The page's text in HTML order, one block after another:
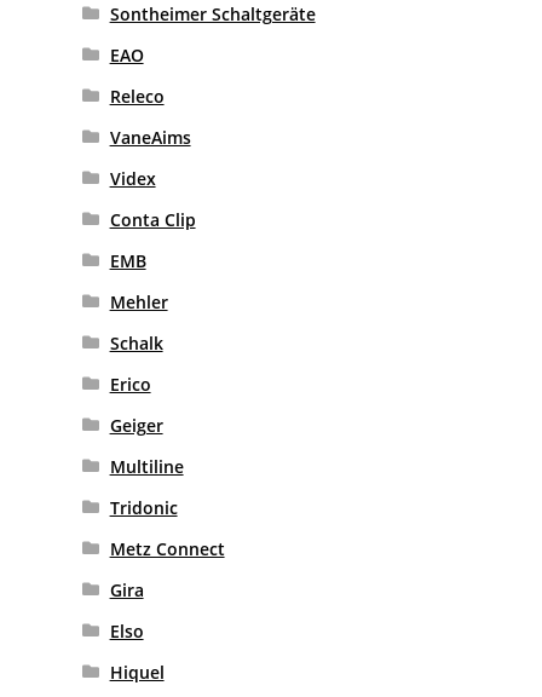
Sontheimer Schaltgeräte
EAO
Releco
VaneAims
Videx
Conta Clip
EMB
Mehler
Schalk
Erico
Geiger
Multiline
Tridonic
Metz Connect
Gira
Elso
Hiquel